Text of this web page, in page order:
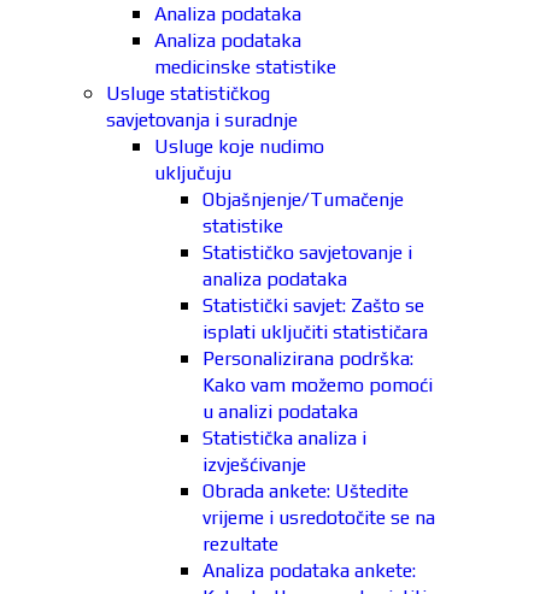
Analiza podataka
Analiza podataka
medicinske statistike
Usluge statističkog
savjetovanja i suradnje
Usluge koje nudimo
uključuju
Objašnjenje/Tumačenje
statistike
Statističko savjetovanje i
analiza podataka
Statistički savjet: Zašto se
isplati uključiti statističara
Personalizirana podrška:
Kako vam možemo pomoći
u analizi podataka
Statistička analiza i
izvješćivanje
Obrada ankete: Uštedite
vrijeme i usredotočite se na
rezultate
Analiza podataka ankete: